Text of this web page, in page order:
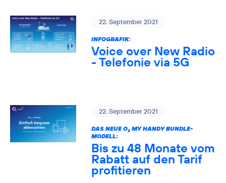
22. September 2021
INFOGRAFIK:
Voice over New Radio
- Telefonie via 5G
22. September 2021
DAS NEUE O2MY HANDY BUNDLE-
MODELL:
Bis zu 48 Monate vom
Rabatt auf den Tarif
profitieren